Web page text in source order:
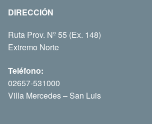
DIRECCIÓN
Ruta Prov. Nº 55 (Ex. 148)
Extremo Norte
Teléfono:
02657-531000
Villa Mercedes – San Luis